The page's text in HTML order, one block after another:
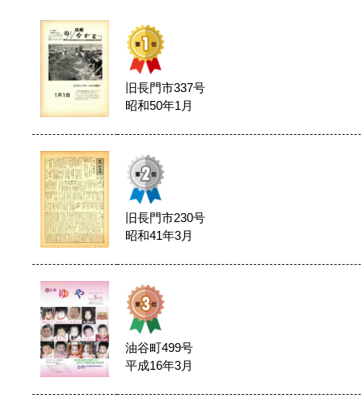
旧長門市337号
昭和50年1月
旧長門市230号
昭和41年3月
油谷町499号
平成16年3月